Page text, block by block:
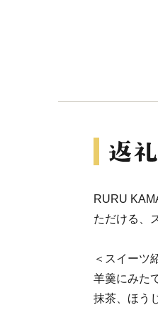
RURU
ただける、
＜スイーツ
羊羹にみた
抹茶、ほう